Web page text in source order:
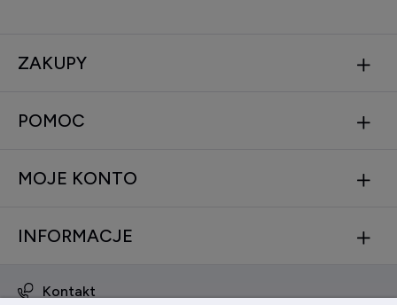
ZAKUPY
POMOC
MOJE KONTO
INFORMACJE
Kontakt